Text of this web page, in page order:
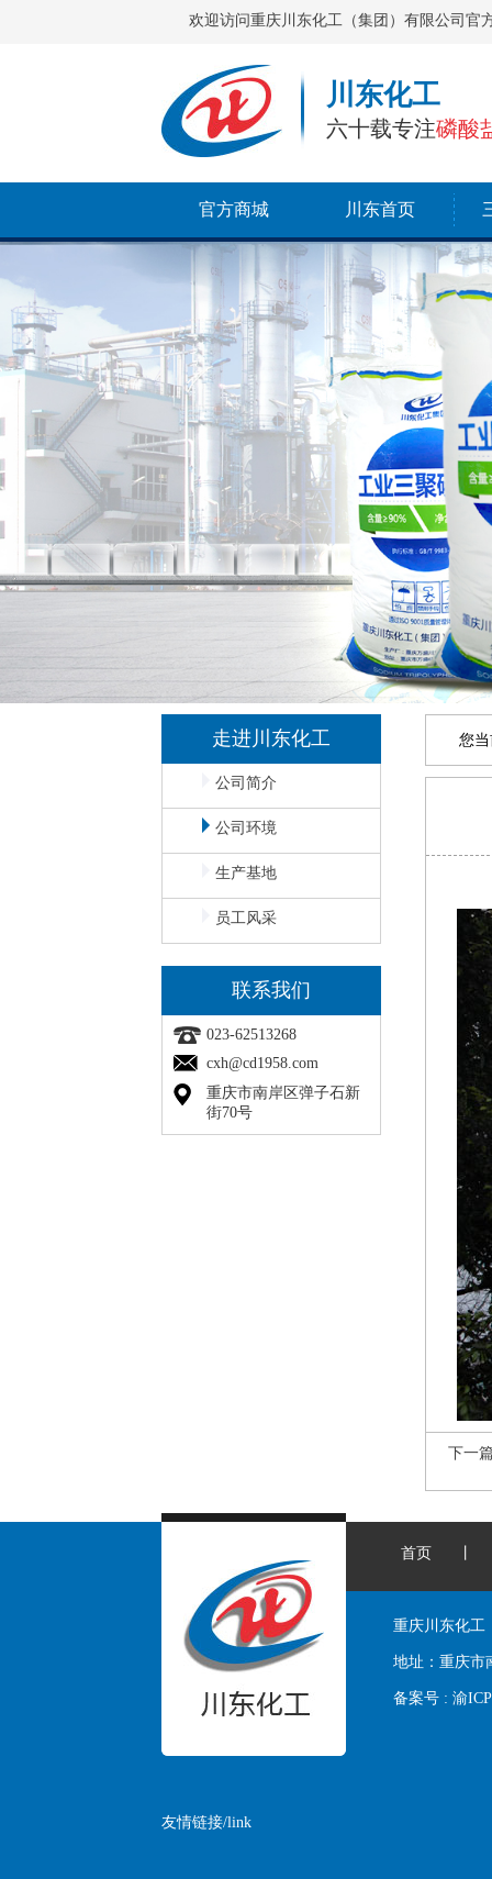
欢迎访问重庆川东化工（集团）有限公司官
川东化工
六十载专注磷酸
官方商城 川东首页
走进川东化工
公司简介
公司环境
生产基地
员工风采
联系我们
023-62513268
cxh@cd1958.com
重庆市南岸区弹子石新
街70号
您
下一
首页
重庆川东化工
地址： 重庆市
备案号 : 渝
友情链接/link